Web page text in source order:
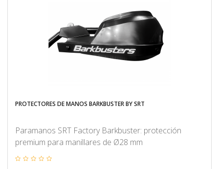
PROTECTORES DE MANOS BARKBUSTER BY SRT
Paramanos SRT Factory Barkbuster: protección
premium para manillares de Ø28 mm